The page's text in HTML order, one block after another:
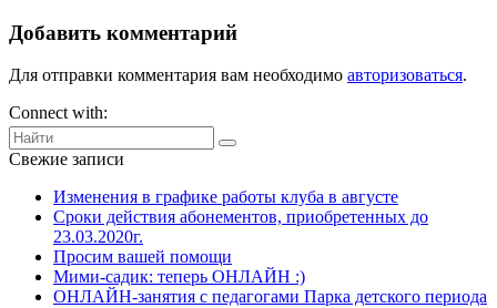
Добавить комментарий
Для отправки комментария вам необходимо авторизоваться.
Connect with:
Свежие записи
Изменения в графике работы клуба в августе
Сроки действия абонементов, приобретенных до
23.03.2020г.
Просим вашей помощи
Мими-садик: теперь ОНЛАЙН :)
ОНЛАЙН-занятия с педагогами Парка детского периода